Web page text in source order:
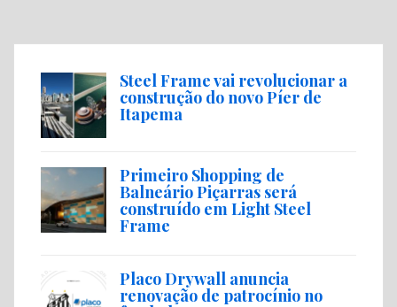
Steel Frame vai revolucionar a
construção do novo Píer de
Itapema
Primeiro Shopping de
Balneário Piçarras será
construído em Light Steel
Frame
Placo Drywall anuncia
renovação de patrocínio no